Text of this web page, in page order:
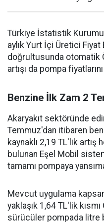
Türkiye İstatistik
aylık Yurt İçi Üretici
doğrultusunda otomatik
artışı da pompa
Benzine İlk Zam 2
Akaryakıt sektöründe
Temmuz'dan itibaren
kaynaklı 2,19 TL'lik artış
bulunan Eşel Mobil
tamamı pompaya
Mevcut uygulama
yaklaşık 1,64 TL'lik kısmı
sürücüler pompada litre